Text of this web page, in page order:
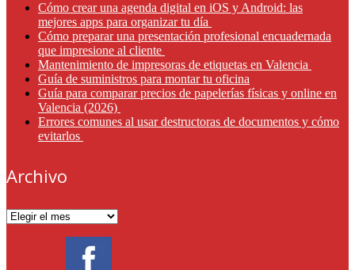
Cómo crear una agenda digital en iOS y Android: las
mejores apps para organizar tu día
Cómo preparar una presentación profesional encuadernada
que impresione al cliente
Mantenimiento de impresoras de etiquetas en Valencia
Guía de suministros para montar tu oficina
Guía para comparar precios de papelerías físicas y online en
Valencia (2026)
Errores comunes al usar destructoras de documentos y cómo
evitarlos
Archivo
Archivo